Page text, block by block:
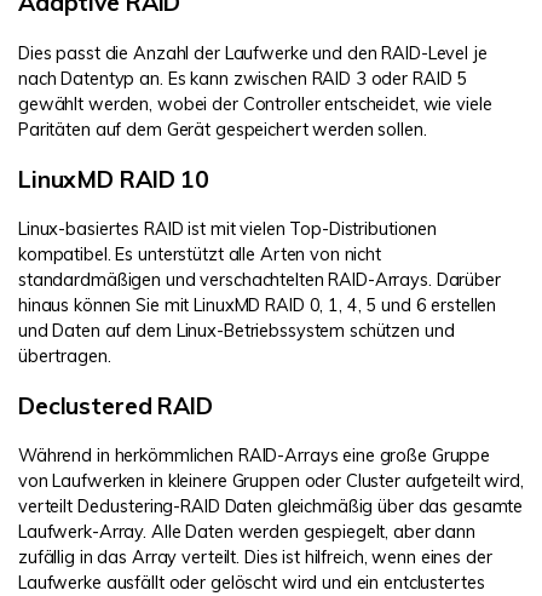
Dies passt die Anzahl der Laufwerke und den RAID-Level je
nach Datentyp an. Es kann zwischen RAID 3 oder RAID 5
gewählt werden, wobei der Controller entscheidet, wie viele
Paritäten auf dem Gerät gespeichert werden sollen.
LinuxMD RAID 10
Linux-basiertes RAID ist mit vielen Top-Distributionen
kompatibel. Es unterstützt alle Arten von nicht
standardmäßigen und verschachtelten RAID-Arrays. Darüber
hinaus können Sie mit LinuxMD RAID 0, 1, 4, 5 und 6 erstellen
und Daten auf dem Linux-Betriebssystem schützen und
übertragen.
Declustered RAID
Während in herkömmlichen RAID-Arrays eine große Gruppe
von Laufwerken in kleinere Gruppen oder Cluster aufgeteilt wird,
verteilt Declustering-RAID Daten gleichmäßig über das gesamte
Laufwerk-Array. Alle Daten werden gespiegelt, aber dann
zufällig in das Array verteilt. Dies ist hilfreich, wenn eines der
Laufwerke ausfällt oder gelöscht wird und ein entclustertes